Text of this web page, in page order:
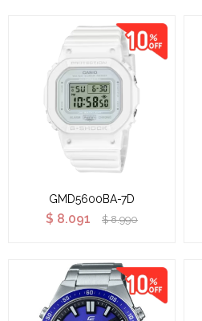
GMD5600BA-7D
$ 8.091 $ 8.990